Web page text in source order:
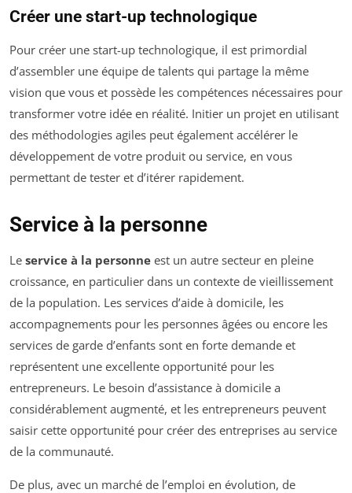
Créer une start-up technologique
Pour créer une start-up technologique, il est primordial
d’assembler une équipe de talents qui partage la même
vision que vous et possède les compétences nécessaires pour
transformer votre idée en réalité. Initier un projet en utilisant
des méthodologies agiles peut également accélérer le
développement de votre produit ou service, en vous
permettant de tester et d’itérer rapidement.
Service à la personne
Le service à la personne est un autre secteur en pleine
croissance, en particulier dans un contexte de vieillissement
de la population. Les services d’aide à domicile, les
accompagnements pour les personnes âgées ou encore les
services de garde d’enfants sont en forte demande et
représentent une excellente opportunité pour les
entrepreneurs. Le besoin d’assistance à domicile a
considérablement augmenté, et les entrepreneurs peuvent
saisir cette opportunité pour créer des entreprises au service
de la communauté.
De plus, avec un marché de l’emploi en évolution, de